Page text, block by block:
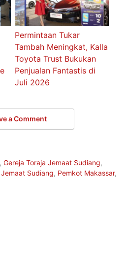
Permintaan Tukar
Tambah Meningkat, Kalla
Toyota Trust Bukukan
Penjualan Fantastis di
Juli 2026
a Comment
, Gereja Toraja Jemaat Sudiang,
Sudiang, Pemkot Makassar,